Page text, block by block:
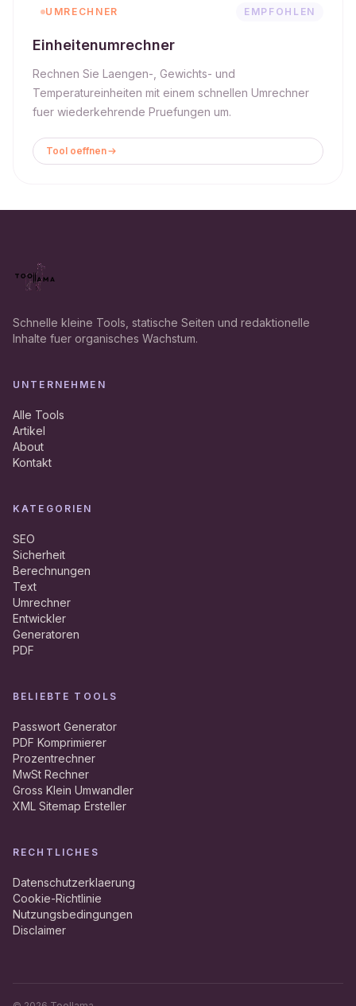
UMRECHNER EMPFOHLEN
Einheitenumrechner
Rechnen Sie Laengen-, Gewichts- und
Temperatureinheiten mit einem schnellen Umrechner
fuer wiederkehrende Pruefungen um.
Tool oeffnen
Schnelle kleine Tools, statische Seiten und redaktionelle
Inhalte fuer organisches Wachstum.
UNTERNEHMEN
Alle Tools
Artikel
About
Kontakt
KATEGORIEN
SEO
Sicherheit
Berechnungen
Text
Umrechner
Entwickler
Generatoren
PDF
BELIEBTE TOOLS
Passwort Generator
PDF Komprimierer
Prozentrechner
MwSt Rechner
Gross Klein Umwandler
XML Sitemap Ersteller
RECHTLICHES
Datenschutzerklaerung
Cookie-Richtlinie
Nutzungsbedingungen
Disclaimer